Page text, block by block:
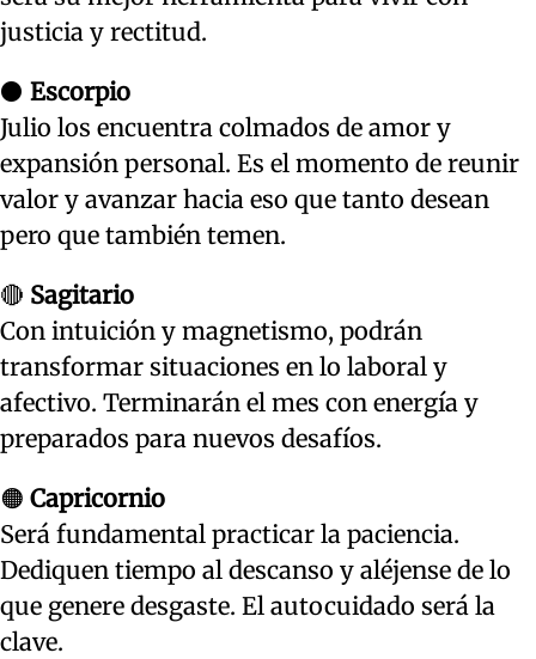
justicia y rectitud.
⚫ Escorpio
Julio los encuentra colmados de amor y
expansión personal. Es el momento de reunir
valor y avanzar hacia eso que tanto desean
pero que también temen.
🔴 Sagitario
Con intuición y magnetismo, podrán
transformar situaciones en lo laboral y
afectivo. Terminarán el mes con energía y
preparados para nuevos desafíos.
🟠 Capricornio
Será fundamental practicar la paciencia.
Dediquen tiempo al descanso y aléjense de lo
que genere desgaste. El autocuidado será la
clave.